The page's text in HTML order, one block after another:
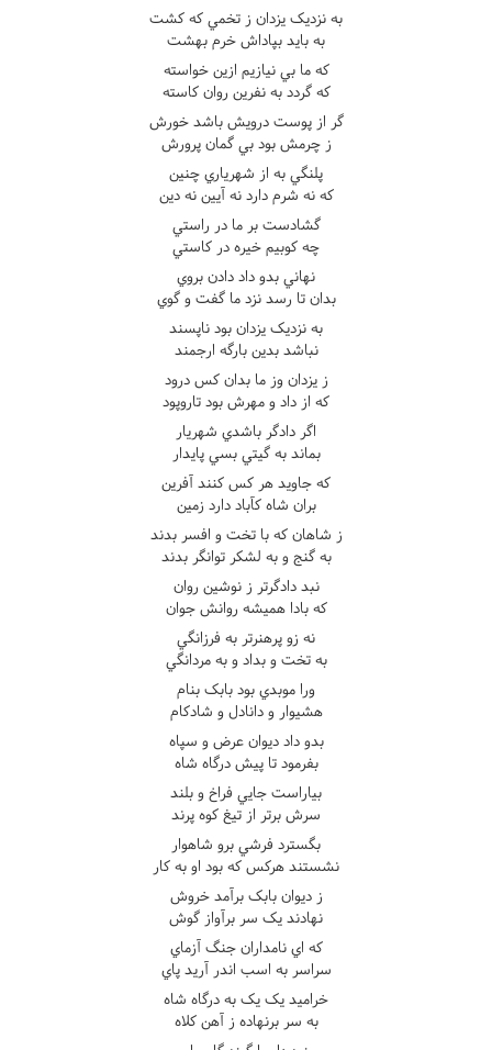
به نزديک يزدان ز تخمي که کشت
به بايد بپاداش خرم بهشت
که ما بي نيازيم ازين خواسته
که گردد به نفرين روان کاسته
گر از پوست درويش باشد خورش
ز چرمش بود بي گمان پرورش
پلنگي به از شهرياري چنين
که نه شرم دارد نه آيين نه دين
گشادست بر ما در راستي
چه کوبيم خيره در کاستي
نهاني بدو داد دادن بروي
بدان تا رسد نزد ما گفت و گوي
به نزديک يزدان بود ناپسند
نباشد بدين بارگه ارجمند
ز يزدان وز ما بدان کس درود
که از داد و مهرش بود تاروپود
اگر دادگر باشدي شهريار
بماند به گيتي بسي پايدار
که جاويد هر کس کنند آفرين
بران شاه کآباد دارد زمين
ز شاهان که با تخت و افسر بدند
به گنج و به لشکر توانگر بدند
نبد دادگرتر ز نوشين روان
که بادا هميشه روانش جوان
نه زو پرهنرتر به فرزانگي
به تخت و بداد و به مردانگي
ورا موبدي بود بابک بنام
هشيوار و دانادل و شادکام
بدو داد ديوان عرض و سپاه
بفرمود تا پيش درگاه شاه
بياراست جايي فراخ و بلند
سرش برتر از تيغ کوه پرند
بگسترد فرشي برو شاهوار
نشستند هرکس که بود او به کار
ز ديوان بابک برآمد خروش
نهادند يک سر برآواز گوش
که اي نامداران جنگ آزماي
سراسر به اسب اندر آريد پاي
خراميد يک يک به درگاه شاه
به سر برنهاده ز آهن کلاه